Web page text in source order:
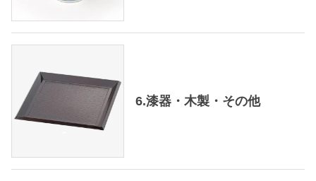
6.漆器・木製・その他